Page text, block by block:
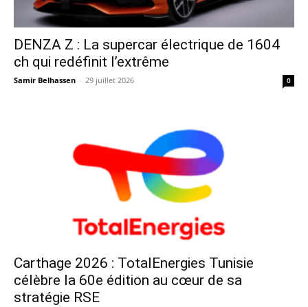
DENZA Z : La supercar électrique de 1604
ch qui redéfinit l’extrême
Samir Belhassen - 29 juillet 2026 0
Carthage 2026 : TotalEnergies Tunisie
célèbre la 60e édition au cœur de sa
stratégie RSE